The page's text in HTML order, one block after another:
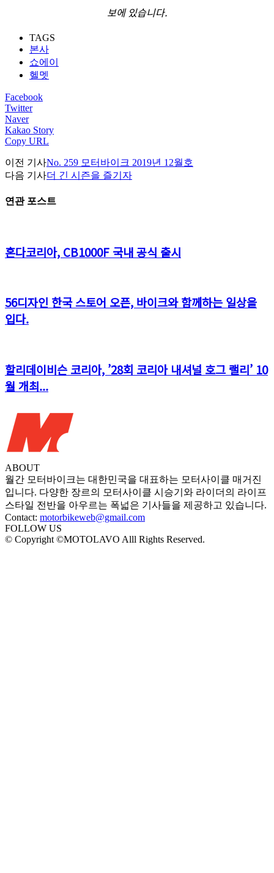
보에 있습니다.
TAGS
본사
쇼에이
헬멧
Facebook
Twitter
Naver
Kakao Story
Copy URL
이전 기사No. 259 모터바이크 2019년 12월호
다음 기사더 긴 시즌을 즐기자
연관 포스트
혼다코리아, CB1000F 국내 공식 출시
56디자인 한국 스토어 오픈, 바이크와 함께하는 일상을
입다.
할리데이비슨 코리아, ’28회 코리아 내셔널 호그 랠리’ 10
월 개최...
ABOUT
월간 모터바이크는 대한민국을 대표하는 모터사이클 매거진
입니다. 다양한 장르의 모터사이클 시승기와 라이더의 라이프
스타일 전반을 아우르는 폭넓은 기사들을 제공하고 있습니다.
Contact: motorbikeweb@gmail.com
FOLLOW US
© Copyright ©MOTOLAVO Alll Rights Reserved.